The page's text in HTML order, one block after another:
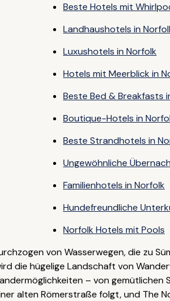
Beste Hotels mit
Landhaushotels in
Luxushotels in Norfolk
Hotels mit Meerblick in
Beste Bed & Breakfasts
Boutique-Hotels in
Beste Strandhotels in
Ungewöhnliche
Familienhotels in Norfolk
Hundefreundliche
Norfolk Hotels mit Pools
von Wasserwegen, die zu
die hügelige Landschaft von
– von gemütlichen
alten Römerstraße folgt, und The